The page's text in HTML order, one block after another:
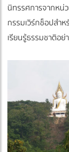
นิทรรศการจากหน่
กรรมเวิร์กช็อปสำ
เรียนรู้ธรรมชาติอย่